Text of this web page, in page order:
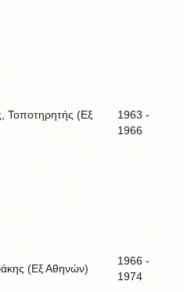
Τοποτηρητής (Εξ
1963 -
1966
(Εξ Αθηνών)
1966 -
1974